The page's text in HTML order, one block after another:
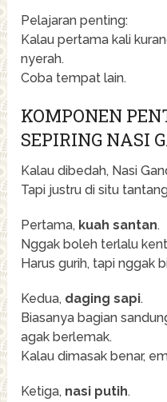
Pelajaran penting:
Kalau pertama kali
nyerah.
Coba tempat lain.
KOMPONEN
SEPIRING NASI
Kalau dibedah, Nasi
Tapi justru di situ
Pertama, kuah santan.
Nggak boleh terlalu
Harus gurih, tapi nggak
Kedua, daging sapi.
Biasanya bagian
agak berlemak.
Kalau dimasak benar,
Ketiga, nasi putih.